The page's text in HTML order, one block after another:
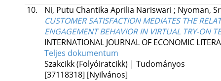
10.
Ni, Putu Chantika Aprilia Nariswari ; Nyoman,
CUSTOMER SATISFACTION MEDIATES THE
ENGAGEMENT BEHAVIOR IN VIRTUAL TRY-ON
INTERNATIONAL JOURNAL OF ECONOMIC
Teljes dokumentum
Szakcikk (Folyóiratcikk) | Tudományos
[37118318] [Nyilvános]